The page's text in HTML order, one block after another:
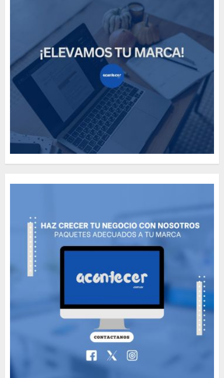
Need to Know About the
Classic Cars in a Retro
The full story of
Thailand’s extraordinary
cave rescue
Valentino Goes
Deliberately Feminine for
Fall 2018
MAYO 16, 2024